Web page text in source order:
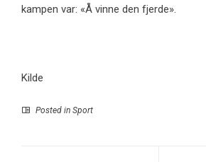
kampen var: «Å vinne den fjerde».
Kilde
Posted in Sport